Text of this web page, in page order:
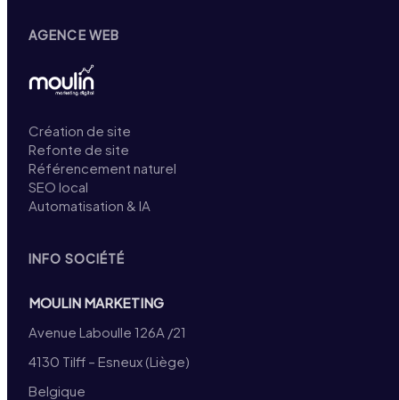
AGENCE WEB
Création de site
Refonte de site
Référencement naturel
SEO local
Automatisation & IA
INFO SOCIÉTÉ
MOULIN MARKETING
Avenue Laboulle 126A /21
4130 Tilff – Esneux (Liège)
Belgique